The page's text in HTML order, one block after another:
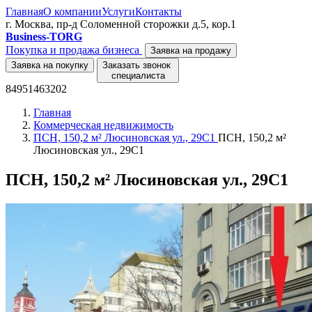
ГлавнаяО компанииУслугиКонтакты
г. Москва, пр-д Соломенной сторожки д.5, кор.1
Business-TORG
Покупка и продажа бизнеса
Заявка на продажу
Заявка на покупку
Заказать звонок
специалиста
84951463202
Главная
Коммерческая недвижимость
ПСН, 150,2 м² Люсиновская ул., 29С1 ПСН, 150,2 м²
Люсиновская ул., 29С1
ПСН, 150,2 м² Люсиновская ул., 29С1